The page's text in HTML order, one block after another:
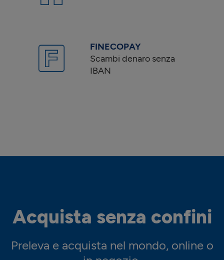
FINECOPAY
Scambi denaro senza
IBAN
Acquista senza confini
Preleva e acquista nel mondo, online o